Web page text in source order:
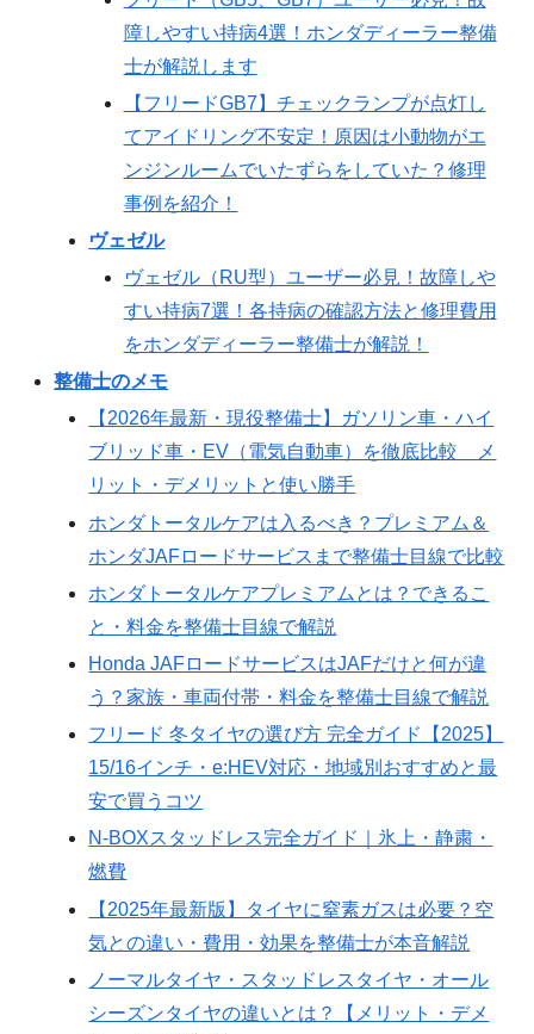
障しやすい持病4選！ホンダディーラー整備
士が解説します
【フリードGB7】チェックランプが点灯し
てアイドリング不安定！原因は小動物がエ
ンジンルームでいたずらをしていた？修理
事例を紹介！
ヴェゼル
ヴェゼル（RU型）ユーザー必見！故障しや
すい持病7選！各持病の確認方法と修理費用
をホンダディーラー整備士が解説！
整備士のメモ
【2026年最新・現役整備士】ガソリン車・ハイ
ブリッド車・EV（電気自動車）を徹底比較 メ
リット・デメリットと使い勝手
ホンダトータルケアは入るべき？プレミアム＆
ホンダJAFロードサービスまで整備士目線で比較
ホンダトータルケアプレミアムとは？できるこ
と・料金を整備士目線で解説
Honda JAFロードサービスはJAFだけと何が違
う？家族・車両付帯・料金を整備士目線で解説
フリード 冬タイヤの選び方 完全ガイド【2025】
15/16インチ・e:HEV対応・地域別おすすめと最
安で買うコツ
N-BOXスタッドレス完全ガイド｜氷上・静粛・
燃費
【2025年最新版】タイヤに窒素ガスは必要？空
気との違い・費用・効果を整備士が本音解説
ノーマルタイヤ・スタッドレスタイヤ・オール
シーズンタイヤの違いとは？【メリット・デメ